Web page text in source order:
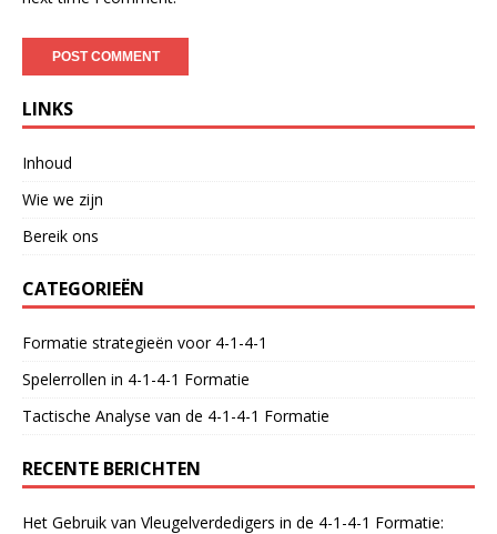
LINKS
Inhoud
Wie we zijn
Bereik ons
CATEGORIEËN
Formatie strategieën voor 4-1-4-1
Spelerrollen in 4-1-4-1 Formatie
Tactische Analyse van de 4-1-4-1 Formatie
RECENTE BERICHTEN
Het Gebruik van Vleugelverdedigers in de 4-1-4-1 Formatie: